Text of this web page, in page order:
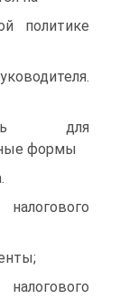
политике
для
формы